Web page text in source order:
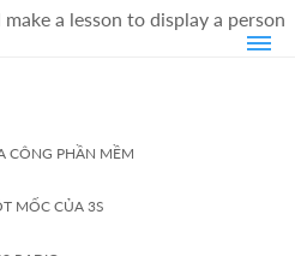
a lesson to display a person
CÔNG PHẦN MỀM
MỐC CỦA 3S